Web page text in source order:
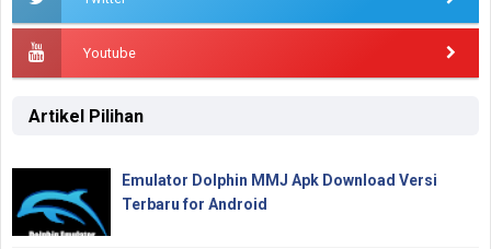
Youtube
Artikel Pilihan
Emulator Dolphin MMJ Apk Download Versi
Terbaru for Android